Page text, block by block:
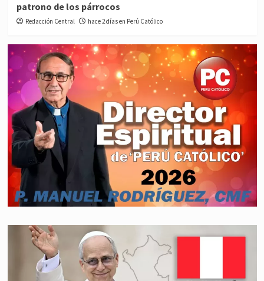
patrono de los párrocos
Redacción Central hace 2 días en Perú Católico